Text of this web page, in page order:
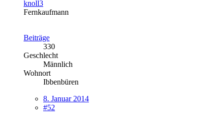
knoll3
Fernkaufmann
Beiträge
330
Geschlecht
Männlich
Wohnort
Ibbenbüren
8. Januar 2014
#52